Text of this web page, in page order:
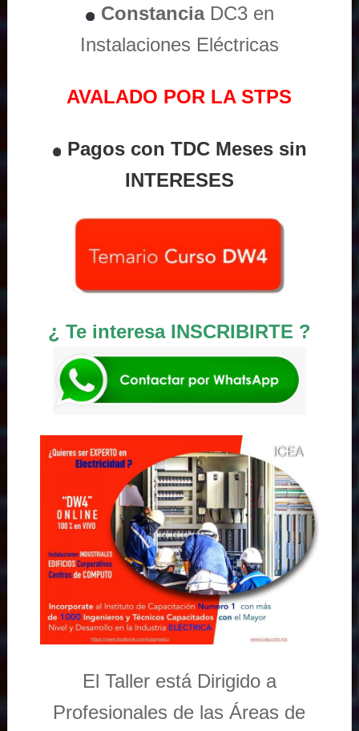
ConstanciaDC3 en
Instalaciones Eléctricas
AVALADO POR LA STPS
Pagos con TDC Meses sin
INTERESES
¿ Te interesa INSCRIBIRTE ?
El Taller está Dirigido a
Profesionales de las Áreas de